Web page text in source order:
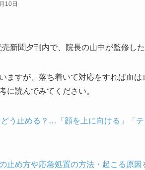
10日
新聞夕刊内で、院長の山中が監修し
ますが、落ち着いて対応をすれば血
に読んでみてください。
う止める？…「顔を上に向ける」「
止め方や応急処置の方法・起こる原因